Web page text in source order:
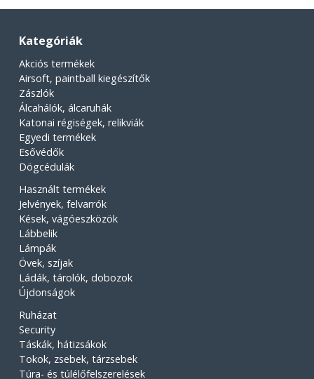
Kategóriák
Akciós termékek
Airsoft, paintball kiegészítők
Zászlók
Álcahálók, álcaruhák
Katonai régiségek, relikviák
Egyedi termékek
Esővédők
Dögcédulák
Használt termékek
Jelvények, felvarrók
Kések, vágóeszközök
Lábbelik
Lámpák
Övek, szíjak
Ládák, tárolók, dobozok
Újdonságok
Ruházat
Security
Táskák, hátizsákok
Tokok, zsebek, tárzsebek
Túra- és túlélőfelszerelések